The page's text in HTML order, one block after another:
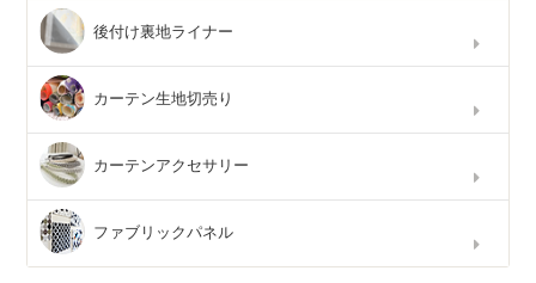
後付け裏地ライナー
カーテン生地切売り
カーテンアクセサリー
ファブリックパネル